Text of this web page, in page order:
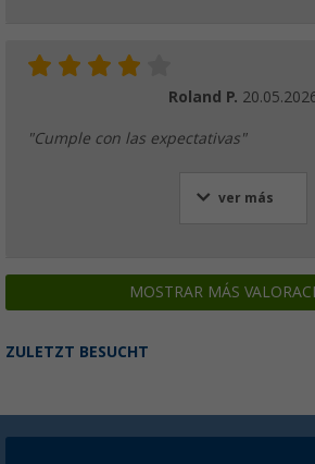
Roland P.
"Cumple con las expectativas"
ver más
MOSTRAR MÁS
ZULETZT BESUCHT